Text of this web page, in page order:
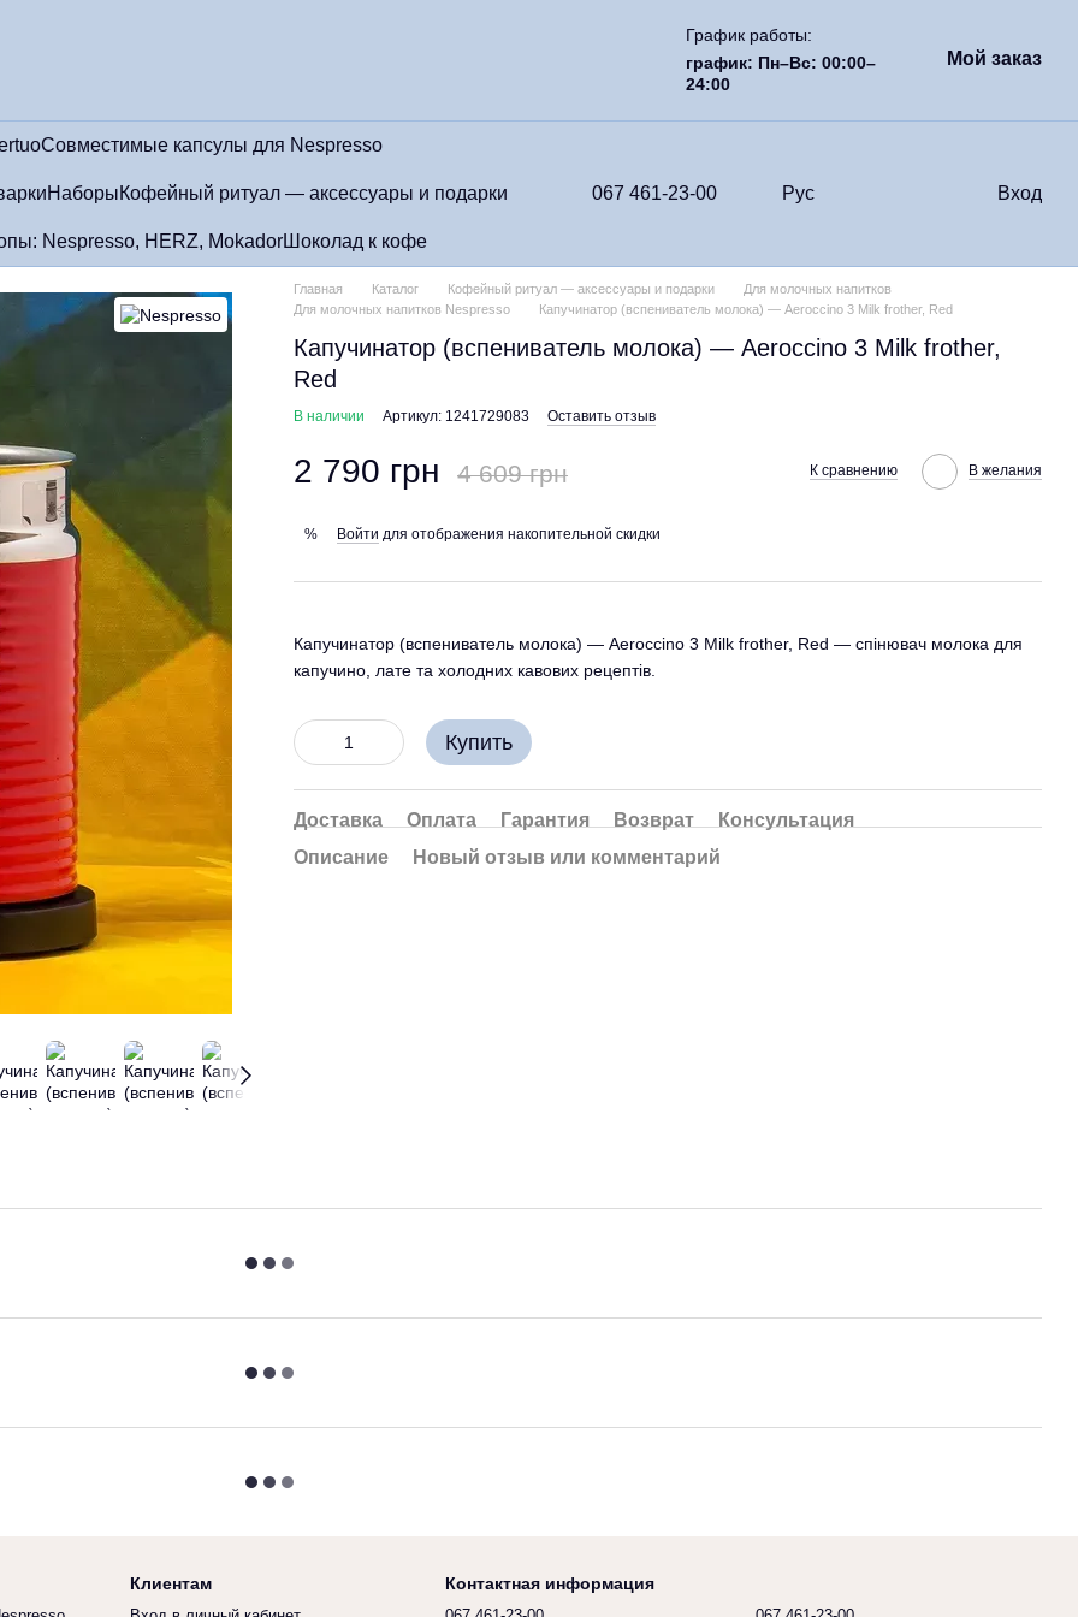
График работы:
график: Пн–Вс: 00:00–
24:00
Мой заказ
Совместимые капсулы для Nespresso
НаборыКофейный ритуал — аксессуары и подарки
Nespresso, HERZ, MokadorШоколад к кофе
067 461-23-00 Рус Вход
Главная Каталог Кофейный ритуал — аксессуары и подарки
Для молочных напитков
Для молочных напитков Nespresso
Капучинатор (вспениватель молока) — Aeroccino 3 Milk frother, Red
Капучинатор (вспениватель молока) — Aeroccino 3 Milk frother,
Red
В наличии Артикул: 1241729083 Оставить отзыв
2 790 грн 4 609 грн К сравнению В желания
% Войти для отображения накопительной скидки
Капучинатор (вспениватель молока) — Aeroccino 3 Milk frother, Red — спінювач молока для
капучино, лате та холодних кавових рецептів.
Купить
Доставка Оплата Гарантия Возврат
Консультация
Описание
Новый отзыв или комментарий
Клиентам Контактная информация